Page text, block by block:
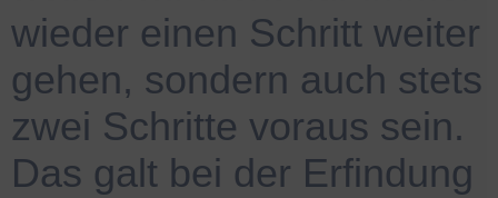
wieder einen Schritt weiter
gehen, sondern auch stets
zwei Schritte voraus sein.
Das galt bei der Erfindung